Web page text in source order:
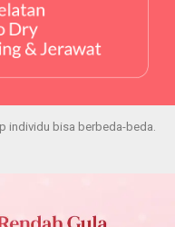
individu bisa berbeda-beda.